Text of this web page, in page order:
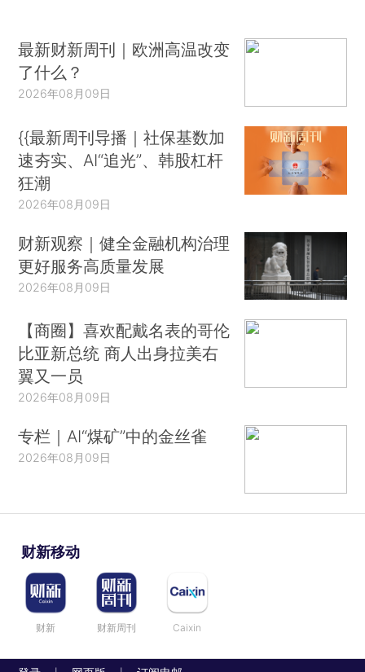
最新财新周刊｜欧洲高温改变
了什么？
2026年08月09日
{{最新周刊导播｜社保基数加
速夯实、AI“追光”、韩股杠杆
狂潮
2026年08月09日
财新观察｜健全金融机构治理
更好服务高质量发展
2026年08月09日
【商圈】喜欢配戴名表的哥伦
比亚新总统 商人出身拉美右
翼又一员
2026年08月09日
专栏｜AI“煤矿”中的金丝雀
2026年08月09日
财新移动
财新 财新周刊 Caixin